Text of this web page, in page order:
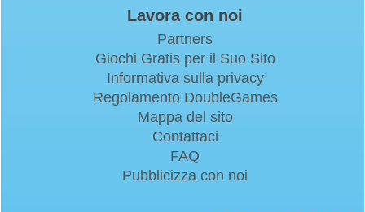
Lavora con noi
Partners
Giochi Gratis per il Suo Sito
Informativa sulla privacy
Regolamento DoubleGames
Mappa del sito
Contattaci
FAQ
Pubblicizza con noi